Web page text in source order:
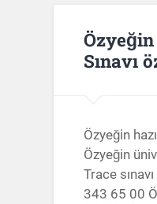
Özyeğin
Sınavı
Özyeğin
Özyeğin
Trace
343 65 00